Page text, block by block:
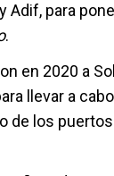
Adif, para
.
en 2020 a
llevar a
de los